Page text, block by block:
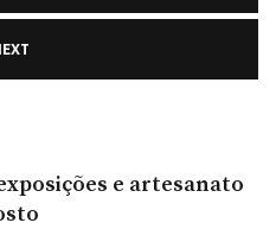
e artesanato